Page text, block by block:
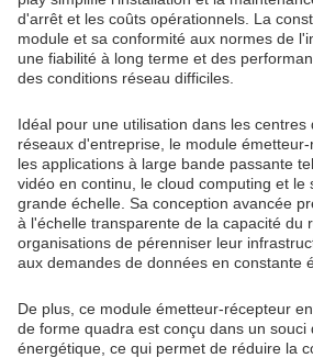
d'arrêt et les coûts opérationnels. La
module et sa conformité aux normes de
une fiabilité à long terme et des
des conditions réseau difficiles.
Idéal pour une utilisation dans les centres
réseaux d'entreprise, le module
les applications à large bande passante
vidéo en continu, le cloud computing et le
grande échelle. Sa conception avancée
à l'échelle transparente de la capacité du
organisations de pérenniser leur
aux demandes de données en constante
De plus, ce module émetteur-récepteur
de forme quadra est conçu dans un souci
énergétique, ce qui permet de réduire la